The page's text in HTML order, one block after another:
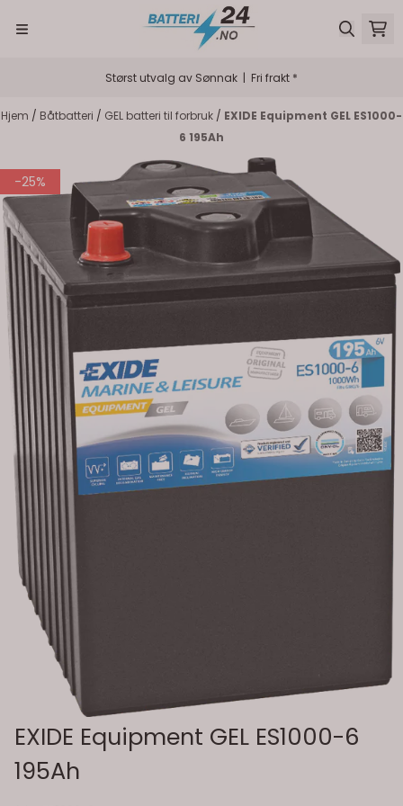
Størst utvalg av Sønnak | Fri frakt *
Hjem / Båtbatteri / GEL batteri til forbruk / EXIDE Equipment GEL ES1000-
6 195Ah
-25%
EXIDE Equipment GEL ES1000-6
195Ah